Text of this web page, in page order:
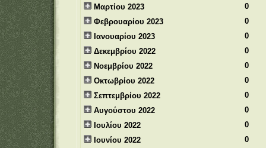
Μαρτίου 2023
0
Φεβρουαρίου 2023
0
Ιανουαρίου 2023
0
Δεκεμβρίου 2022
0
Νοεμβρίου 2022
0
Οκτωβρίου 2022
0
Σεπτεμβρίου 2022
0
Αυγούστου 2022
0
Ιουλίου 2022
0
Ιουνίου 2022
0